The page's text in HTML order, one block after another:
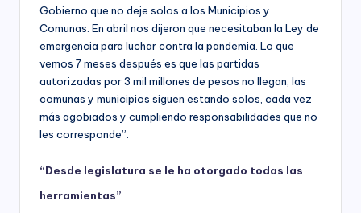
Gobierno que no deje solos a los Municipios y
Comunas. En abril nos dijeron que necesitaban la Ley de
emergencia para luchar contra la pandemia. Lo que
vemos 7 meses después es que las partidas
autorizadas por 3 mil millones de pesos no llegan, las
comunas y municipios siguen estando solos, cada vez
más agobiados y cumpliendo responsabilidades que no
les corresponde”.
“Desde legislatura se le ha otorgado todas las
herramientas”